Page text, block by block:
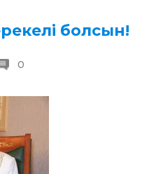
болсын!
0